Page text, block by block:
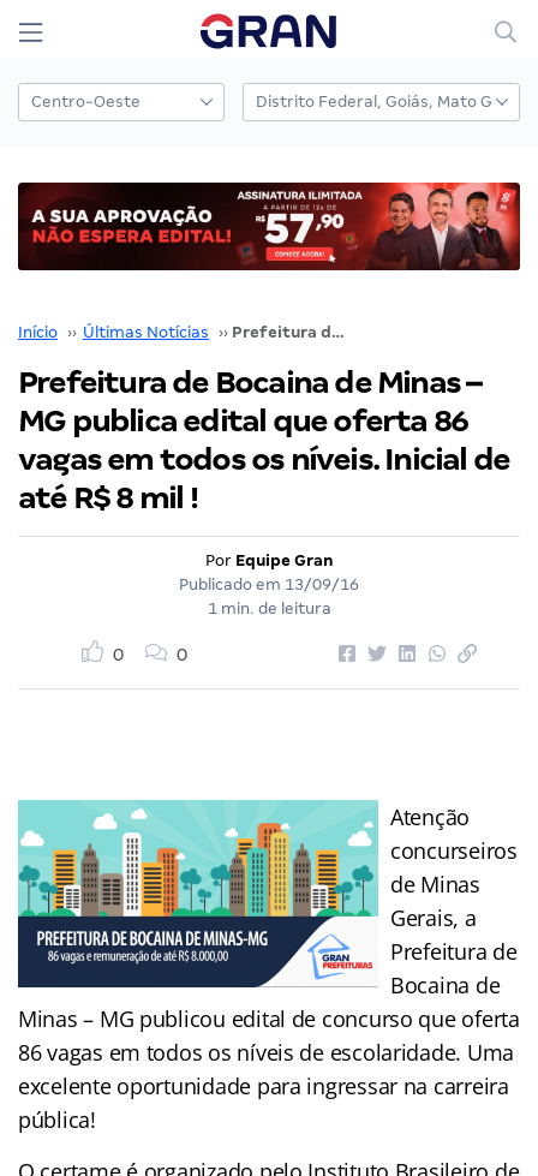
Início ›› Últimas Notícias ›› Prefeitura de Bocaina de Minas – MG publica edital que oferta 86 vagas em todos os níveis. Inicial de até R$ 8 mil !
Prefeitura de Bocaina de Minas –
MG publica edital que oferta 86
vagas em todos os níveis. Inicial de
até R$ 8 mil !
Por Equipe Gran
Publicado em 13/09/16
1 min. de leitura
0 0
Atenção
concurseiros
de Minas
Gerais, a
Prefeitura de
Bocaina de
Minas – MG publicou edital de concurso que oferta
86 vagas em todos os níveis de escolaridade. Uma
excelente oportunidade para ingressar na carreira
pública!